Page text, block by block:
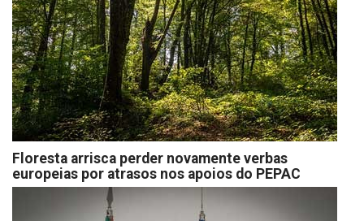
Floresta arrisca perder novamente verbas
europeias por atrasos nos apoios do PEPAC